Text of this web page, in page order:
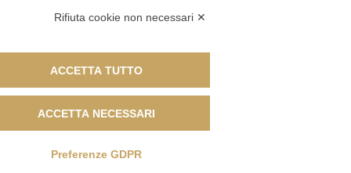
Pec: bottondorodue@pec.it
Rifiuta cookie non necessari ✕
ACCETTA TUTTO
ACCETTA NECESSARI
Preferenze GDPR